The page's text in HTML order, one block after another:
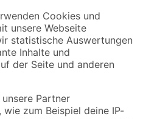
und Aktionen mehr verpassen!